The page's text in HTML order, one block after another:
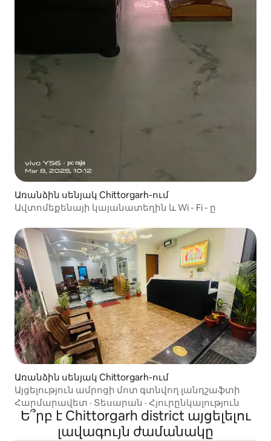
Առանձին սենյակ Chittorgarh-ում
Ավտոմեքենայի կայանատեղին և Wi - Fi - ը
Առանձին սենյակ Chittorgarh-ում
Այցելություն ամրոցի մոտ գտնվող լանդշաֆտի
Հարմարավետ · Տեսարան · Հյուրընկալություն
Ե՞րբ է Chittorgarh district այցելելու
լավագույն ժամանակը